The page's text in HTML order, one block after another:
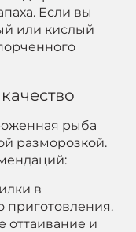
Если вы
или кислый
рыба
разморозкой.
в
приготовления.
оттаивание и